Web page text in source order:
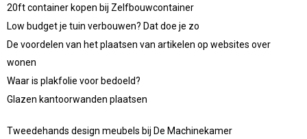
20ft container kopen bij Zelfbouwcontainer
Low budget je tuin verbouwen? Dat doe je zo
De voordelen van het plaatsen van artikelen op websites over
wonen
Waar is plakfolie voor bedoeld?
Glazen kantoorwanden plaatsen
Tweedehands design meubels bij De Machinekamer